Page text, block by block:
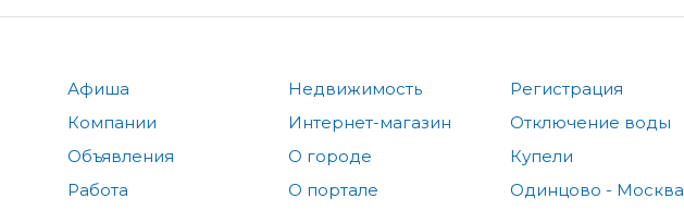
Афиша
Компании
Объявления
Работа
Недвижимость
Интернет-магазин
О городе
О портале
Регистрация
Отключение воды
Купели
Одинцово - Москва